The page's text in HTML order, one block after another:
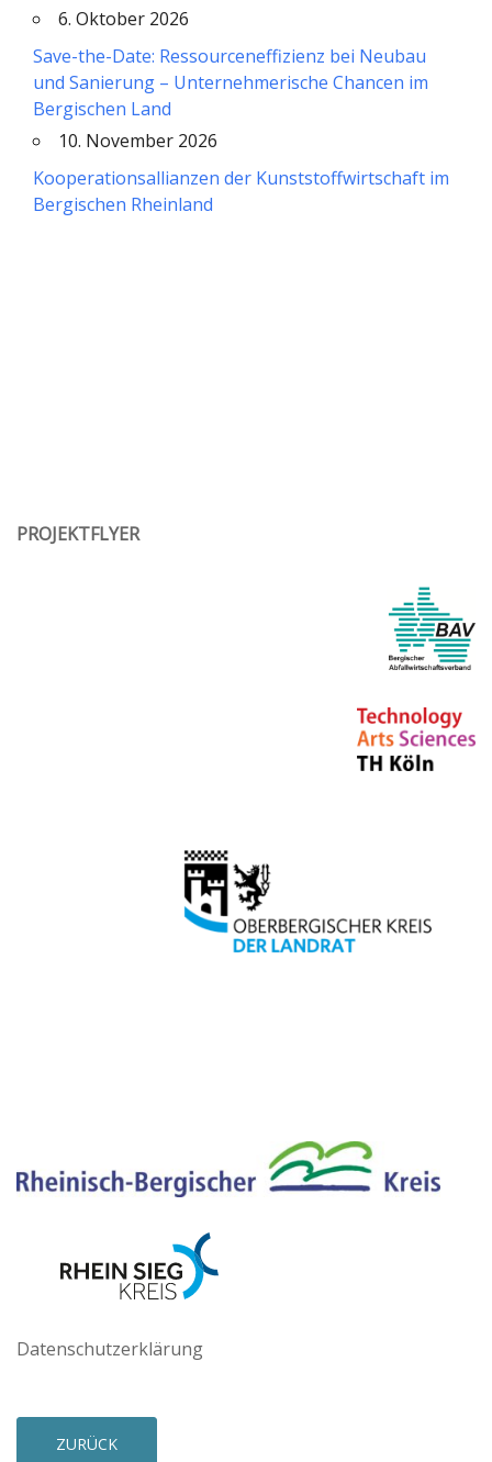
6. Oktober 2026
Save-the-Date: Ressourceneffizienz bei Neubau
und Sanierung – Unternehmerische Chancen im
Bergischen Land
10. November 2026
Kooperationsallianzen der Kunststoffwirtschaft im
Bergischen Rheinland
PROJEKTFLYER
Datenschutzerklärung
ZURÜCK